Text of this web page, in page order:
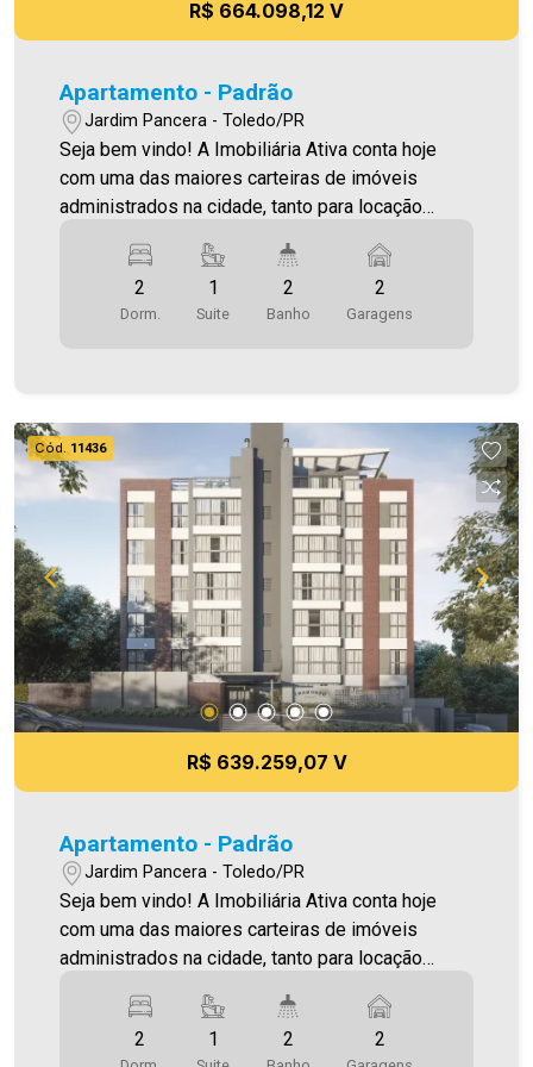
R$ 664.098,12 V
Apartamento - Padrão
Jardim Pancera - Toledo/PR
Seja bem vindo! A Imobiliária Ativa conta hoje
com uma das maiores carteiras de imóveis
administrados na cidade, tanto para locação
opções! Apartamento Localizado no Jardim
Pancera. O Imóvel conta com: - Sala de Estar -
Sala De Jantar - Cozinha - 02 Quartos - 01 Suíte -
essa oportunidade! A hora de encontrar o seu
novo lar É AGORA! Imobiliária Ativa, sinta-se em
casa!
2
Dorm.
1
Suite
2
Banho
2
Garagens
Cód. 11436
R$ 639.259,07 V
Apartamento - Padrão
Jardim Pancera - Toledo/PR
Seja bem vindo! A Imobiliária Ativa conta hoje
com uma das maiores carteiras de imóveis
administrados na cidade, tanto para locação
opções! Apartamento Localizado no Jardim
Pancera. O Imóvel conta com: - Sala de Estar -2 1 2 2